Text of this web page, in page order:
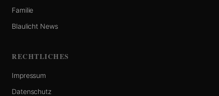
Familie
Blaulicht News
RECHTLICHES
Impressum
Datenschutz